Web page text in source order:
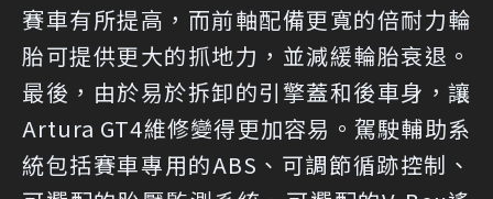
賽車有所提高，而前軸配備更寬的倍耐力輪
胎可提供更大的抓地力，並減緩輪胎衰退。
最後，由於易於拆卸的引擎蓋和後車身，讓
Artura GT4維修變得更加容易。駕駛輔助系
統包括賽車專用的ABS、可調節循跡控制、